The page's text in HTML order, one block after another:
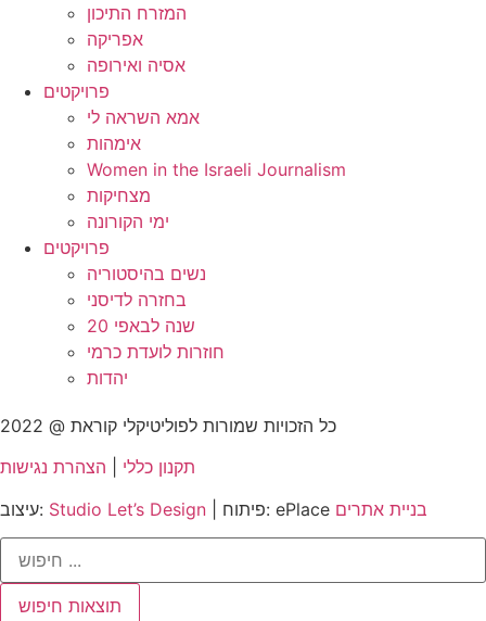
המזרח התיכון
אפריקה
אסיה ואירופה
פרויקטים
אמא השראה לי
אימהות
Women in the Israeli Journalism
מצחיקות
ימי הקורונה
פרויקטים
נשים בהיסטוריה
בחזרה לדיסני
20 שנה לבאפי
חוזרות לועדת כרמי
יהדות
תקנון כללי
הצהרת נגישות
עיצוב: Studio Let’s Design | פיתוח: ePlace בניית אתרים
Search
תוצאות חיפוש